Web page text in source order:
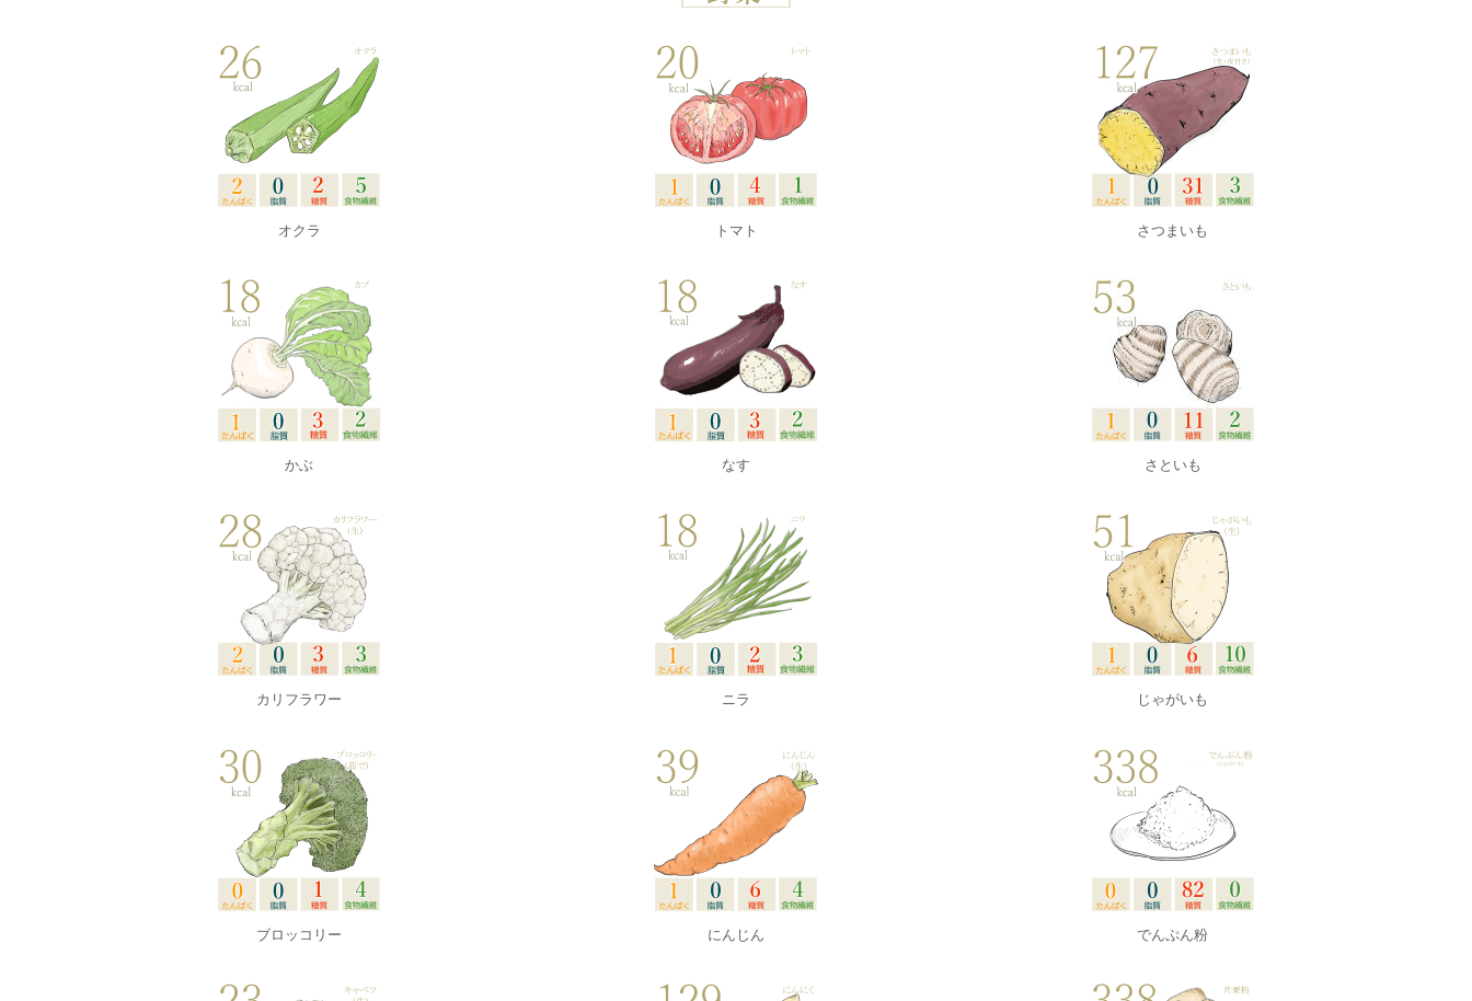
オクラ
かぶ
カリフラワー
ブロッコリー
トマト
なす
ニラ
にんじん
さつまいも
さといも
じゃがいも
でんぷん粉